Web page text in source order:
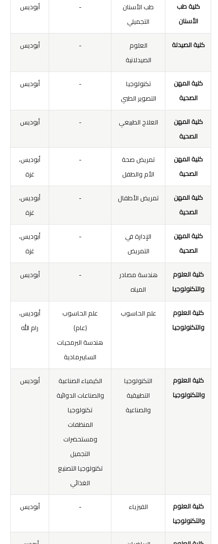
كلية طب
الأسنان
طب الأسنان
التجميلي
- أبوديس
كلية الصيدلة
العلوم
الصيدلانية
- أبوديس
كلية المهن
الصحية
تكنولوجيا
التصوير الطبي
- أبوديس
كلية المهن
الصحية
العلاج الطبيعي - أبوديس
كلية المهن
الصحية
تمريض صحة
الأم والطفل
-
أبوديس،
غزة
كلية المهن
الصحية
تمريض الأطفال -
أبوديس،
غزة
كلية المهن
الصحية
الإدارة في
التمريض
-
أبوديس،
غزة
كلية العلوم
والتكنولوجيا
هندسة مصادر
المياه
- أبوديس
كلية العلوم
والتكنولوجيا
علم الحاسوب
علم الحاسوب
(عام)
هندسة البرمجيات
السايبرمادية
أبوديس،
رام الله
كلية العلوم
والتكنولوجيا
التكنولوجيا
التطبيقية
والصناعية
الكيمياء الصناعية
والصناعات الدوائية
تكنولوجيا
المنظفات
ومستحضرات
التجميل
تكنولوجيا التصنيع
الغذائي
أبوديس
كلية العلوم
والتكنولوجيا
الفيزياء - أبوديس